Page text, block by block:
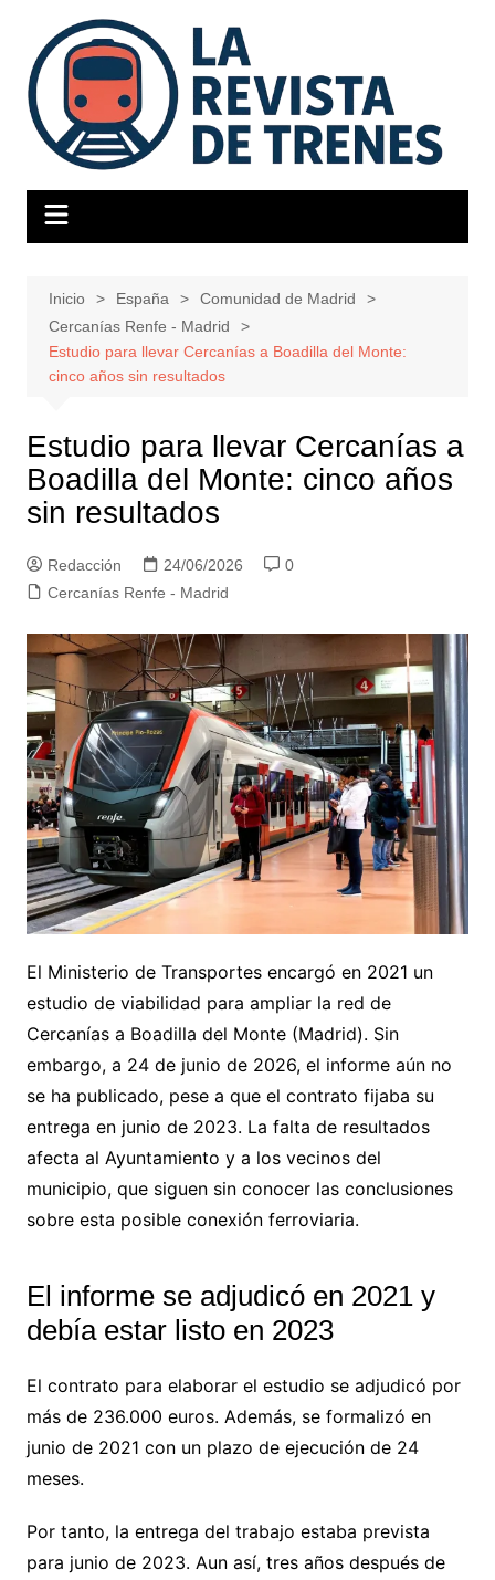
contenido
Inicio España
Comunidad de Madrid
Cercanías Renfe - Madrid
Estudio para llevar Cercanías a Boadilla del Monte:
cinco años sin resultados
Estudio para llevar Cercanías a
Boadilla del Monte: cinco años
sin resultados
Redacción 24/06/2026
0
Cercanías Renfe - Madrid
El Ministerio de Transportes encargó en 2021 un
estudio de viabilidad para ampliar la red de
Cercanías a Boadilla del Monte (Madrid). Sin
embargo, a 24 de junio de 2026, el informe aún no
se ha publicado, pese a que el contrato fijaba su
entrega en junio de 2023. La falta de resultados
afecta al Ayuntamiento y a los vecinos del
municipio, que siguen sin conocer las conclusiones
sobre esta posible conexión ferroviaria.
El informe se adjudicó en 2021 y
debía estar listo en 2023
El contrato para elaborar el estudio se adjudicó por
más de 236.000 euros. Además, se formalizó en
junio de 2021 con un plazo de ejecución de 24
meses.
Por tanto, la entrega del trabajo estaba prevista
para junio de 2023. Aun así, tres años después de